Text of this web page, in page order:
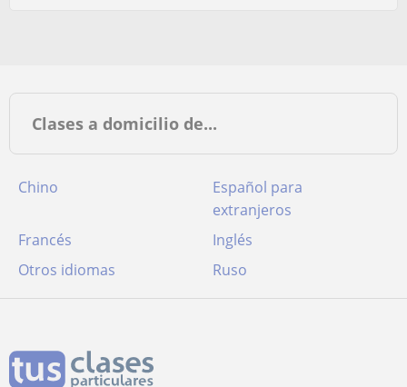
Clases a domicilio de...
Chino
Español para
extranjeros
Francés
Inglés
Otros idiomas
Ruso